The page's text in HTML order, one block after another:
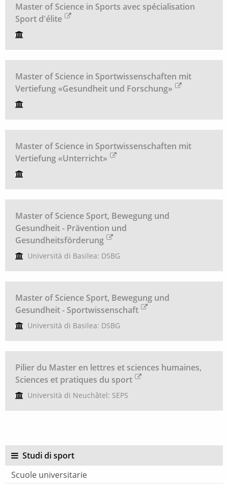
Studi di sport
Scuole universitarie
Master of Science in Sports avec spécialisation
Sport d'élite
Master of Science in Sportwissenschaften mit
Vertiefung «Gesundheit und Forschung»
Master of Science in Sportwissenschaften mit
Vertiefung «Unterricht»
Master of Science Sport, Bewegung und
Gesundheit - Prävention und
Gesundheitsförderung
Università di Basilea: DSBG
Master of Science Sport, Bewegung und
Gesundheit - Sportwissenschaft
Università di Basilea: DSBG
Pilier du Master en lettres et sciences humaines,
Sciences et pratiques du sport
Università di Neuchâtel: SEPS